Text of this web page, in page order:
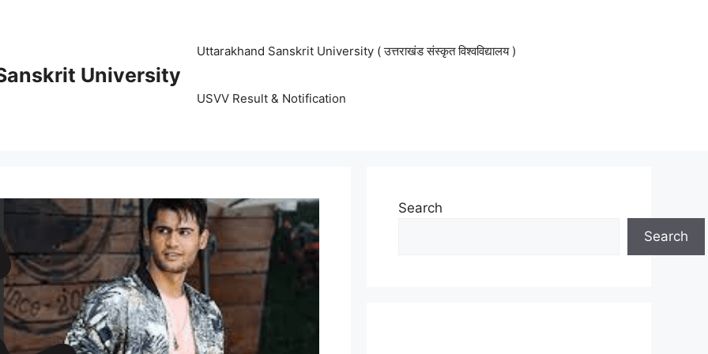
University
Uttarakhand Sanskrit University ( उत्तराखंड संस्कृत विश्वविद्यालय )
USVV Result & Notification
Search
Search